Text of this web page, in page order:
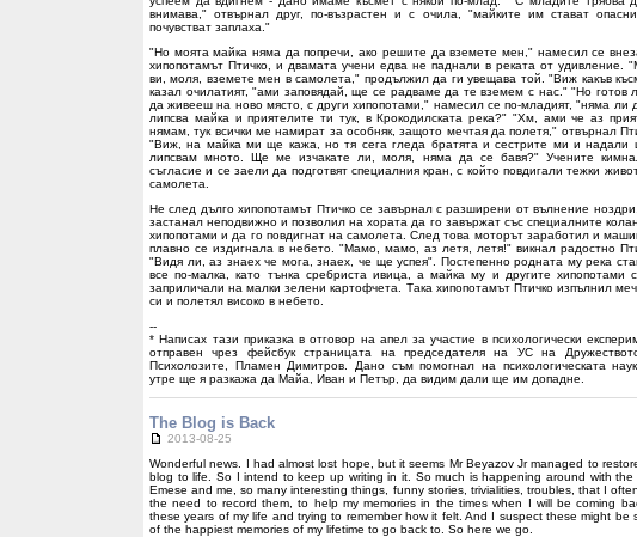
внимава," отвърнал друг, по-възрастен и с очила, "майките им стават
почувстват заплаха."
"Но моята майка няма да попречи, ако решите да вземете мен," намесил се
хипопотамът Птичко, и двамата учени едва не паднали в реката от удивление.
ви, моля, вземете мен в самолета," продължил да ги увещава той. "Виж какъв
казал очилатият, "ами заповядай, ще се радваме да те вземем с нас." "Но готов
да живееш на ново място, с други хипопотами," намесил се по-младият, "няма ли
липсва майка и приятелите ти тук, в Крокодилската река?" "Хм, ами че аз
нямам, тук всички ме намират за особняк, защото мечтая да полетя," отвърнал
"Виж, на майка ми ще кажа, но тя сега гледа братята и сестрите ми и надали
липсвам мното. Ще ме изчакате ли, моля, няма да се бавя?" Учените
съгласие и се заели да подготвят специалния кран, с който повдигали тежки
самолета.
Не след дълго хипопотамът Птичко се завърнал с разширени от вълнение
застанал неподвижно и позволил на хората да го завържат със специалните
хипопотами и да го повдигнат на самолета. След това моторът заработил и
плавно се издигнала в небето. "Мамо, мамо, аз летя, летя!" викнал радостно
"Видя ли, аз знаех че мога, знаех, че ще успея". Постепенно родната му река
все по-малка, като тънка сребриста ивица, а майка му и другите хипопотами
заприличали на малки зелени картофчета. Така хипопотамът Птичко изпълнил
си и полетял високо в небето.
--
* Написах тази приказка в отговор на апел за участие в психологически
отправен чрез фейсбук страницата на председателя на УС на
Психолозите, Пламен Димитров. Дано съм помогнал на психологическата
утре ще я разкажа да Майа, Иван и Петър, да видим дали ще им допадне.
The Blog is Back
2013-08-25
Wonderful news. I had almost lost hope, but it seems Mr Beyazov Jr managed to
blog to life. So I intend to keep up writing in it. So much is happening around with the
Emese and me, so many interesting things, funny stories, trivialities, troubles, that I
the need to record them, to help my memories in the times when I will be coming
these years of my life and trying to remember how it felt. And I suspect these might be
of the happiest memories of my lifetime to go back to. So here we go.